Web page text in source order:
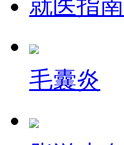
就医指南
毛囊炎